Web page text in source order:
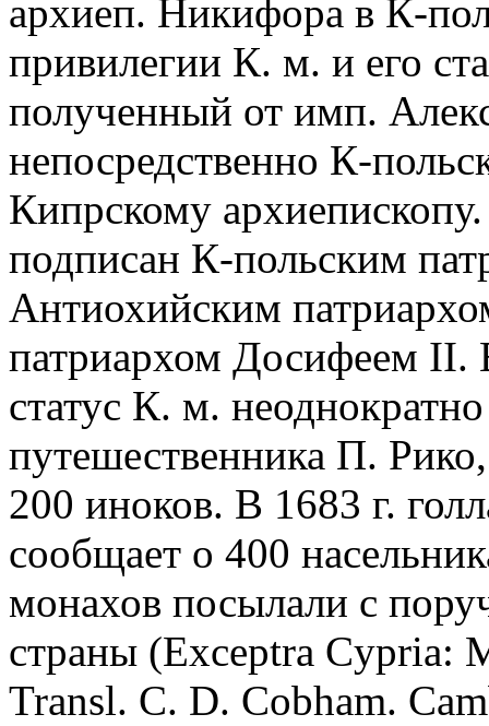
архиеп. Никифора в К-
привилегии К. м. и его
полученный от имп.
непосредственно К-
Кипрскому
подписан К-польским
Антиохийским
патриархом Досифеем II.
статус К. м.
путешественника П.
200 иноков. В 1683 г.
сообщает о 400
монахов посылали с
страны (Exceptra Cypria:
Transl. C. D. Cobham.